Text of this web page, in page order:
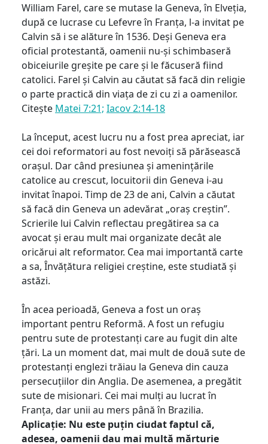
William Farel, care se mutase la Geneva, în Elveția,
după ce lucrase cu Lefevre în Franța, l-a invitat pe
Calvin să i se alăture în 1536. Deși Geneva era
oficial protestantă, oamenii nu-și schimbaseră
obiceiurile greșite pe care și le făcuseră fiind
catolici. Farel și Calvin au căutat să facă din religie
o parte practică din viața de zi cu zi a oamenilor.
Citește Matei 7:21; Iacov 2:14-18
La început, acest lucru nu a fost prea apreciat, iar
cei doi reformatori au fost nevoiți să părăsească
orașul. Dar când presiunea și amenințările
catolice au crescut, locuitorii din Geneva i-au
invitat înapoi. Timp de 23 de ani, Calvin a căutat
să facă din Geneva un adevărat „oraș creștin”.
Scrierile lui Calvin reflectau pregătirea sa ca
avocat și erau mult mai organizate decât ale
oricărui alt reformator. Cea mai importantă carte
a sa, Învățătura religiei creștine, este studiată și
astăzi.
În acea perioadă, Geneva a fost un oraș
important pentru Reformă. A fost un refugiu
pentru sute de protestanți care au fugit din alte
țări. La un moment dat, mai mult de două sute de
protestanți englezi trăiau la Geneva din cauza
persecuțiilor din Anglia. De asemenea, a pregătit
sute de misionari. Cei mai mulți au lucrat în
Franța, dar unii au mers până în Brazilia.
Aplicație: Nu este puțin ciudat faptul că,
adesea, oamenii dau mai multă mărturie